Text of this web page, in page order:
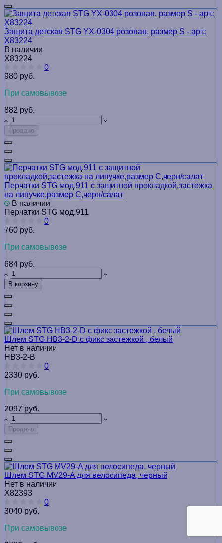
Защита детская STG YX-0304 розовая, размер S - арт.:
Х83224
В наличии
Х83224
0
980 руб.
При самовывозе
882 руб.
Продано
Перчатки STG мод.911 с защитной прокладкой,застежка
на липучке,размер С,черн/салат
В наличии
Перчатки STG мод.911
0
760 руб.
При самовывозе
684 руб.
В корзину
Шлем STG HB3-2-D с фикс застежкой , белый
Нет в наличии
HB3-2-B
0
2330 руб.
При самовывозе
2097 руб.
Продано
Шлем STG MV29-A для велосипедa, черный
Нет в наличии
Х82393
0
3040 руб.
При самовывозе